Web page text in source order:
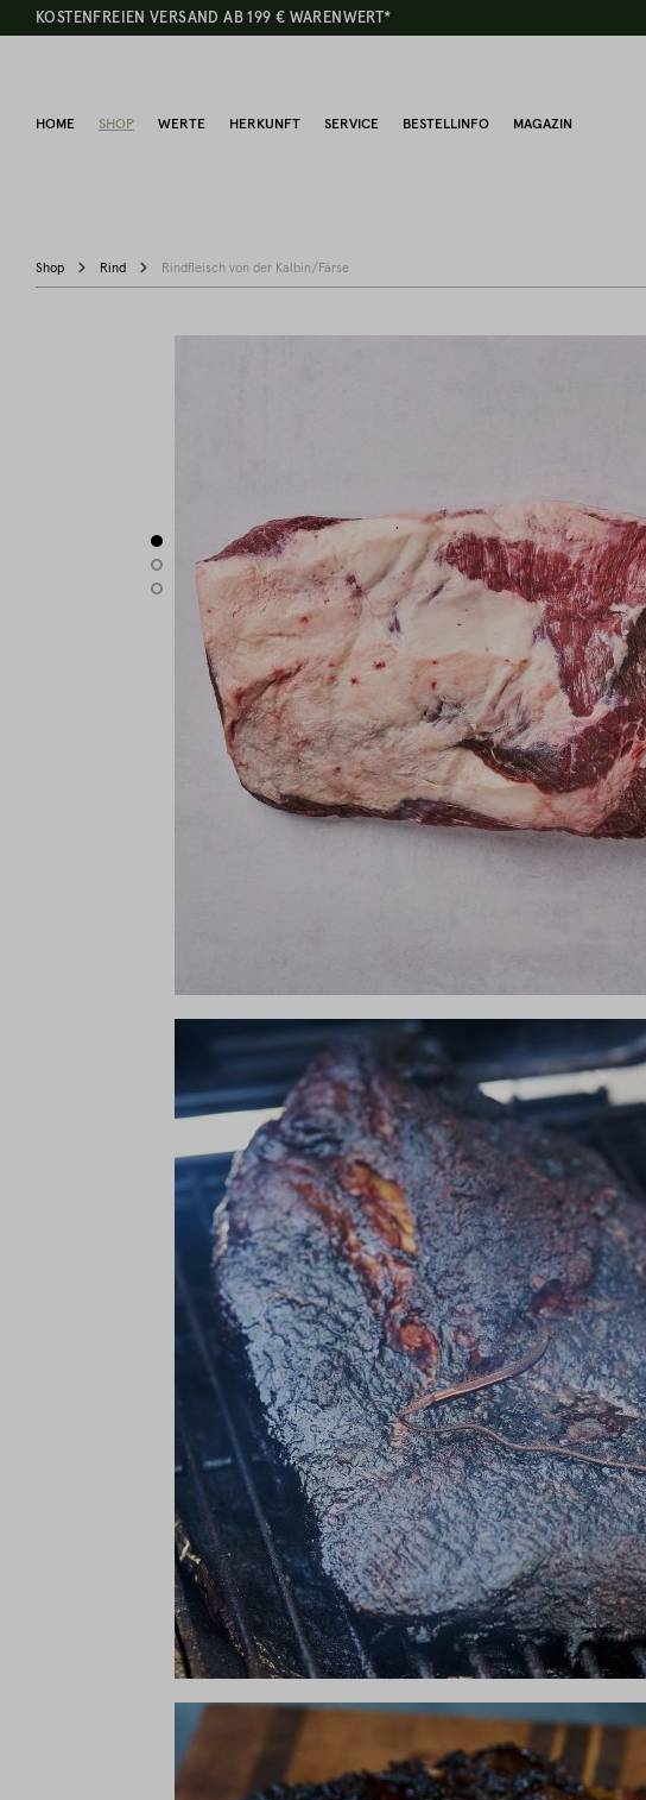
KOSTENFREIEN VERSAND AB 199 € WARENWERT*
HOME SHOP WERTE HERKUNFT SERVICE BESTELLINFO MAGAZIN
Shop Rind Rindfleisch von der Kalbin/Färse